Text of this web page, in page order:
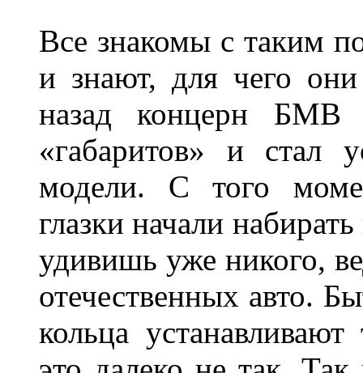
Все знакомы с таким
и знают, для чего
назад концерн БМВ
«габаритов» и стал
модели. С того
глазки начали
удивишь уже никого,
отечественных авто.
кольца